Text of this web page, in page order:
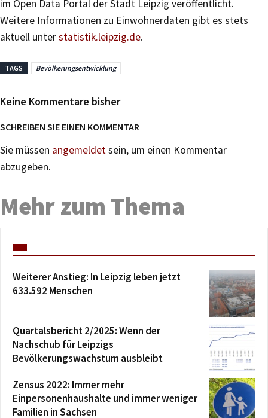
im Open Data Portal der Stadt Leipzig veröffentlicht.
Weitere Informationen zu Einwohnerdaten gibt es stets
aktuell unterstatistik.leipzig.de.
TAGS Bevölkerungsentwicklung
Keine Kommentare bisher
SCHREIBEN SIE EINEN KOMMENTAR
Sie müssen angemeldetsein, um einen Kommentar
abzugeben.
Mehr zum Thema
Weiterer Anstieg: In Leipzig leben jetzt
633.592 Menschen
Quartalsbericht 2/2025: Wenn der
Nachschub für Leipzigs
Bevölkerungswachstum ausbleibt
Zensus 2022: Immer mehr
Einpersonenhaushalte und immer weniger
Familien in Sachsen